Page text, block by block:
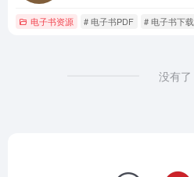
电子书资源 # 电子书PDF # 电子书下载
没有了